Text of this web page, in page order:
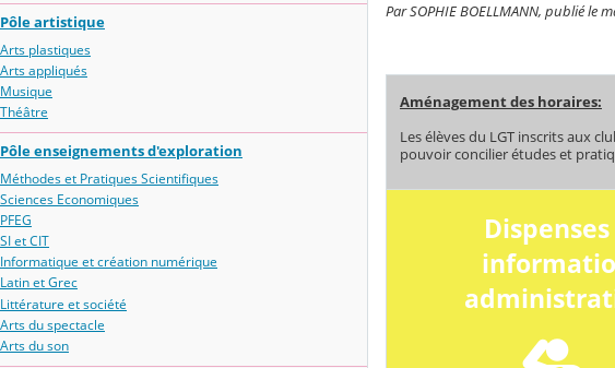
Pôle artistique
Arts plastiques
Arts appliqués
Musique
Théâtre
Pôle enseignements d'exploration
Méthodes et Pratiques Scientifiques
Sciences Economiques
PFEG
SI et CIT
Informatique et création numérique
Latin et Grec
Littérature et société
Arts du spectacle
Arts du son
Par SOPHIE BOELLMANN, publié le
Aménagement des horaires:
Les élèves du LGT inscrits aux
pouvoir concilier études et